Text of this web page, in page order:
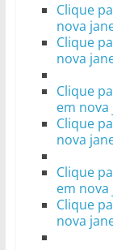
Clique
nova
Clique
nova
Clique
em nova
Clique
nova
Clique
em nova
Clique
nova